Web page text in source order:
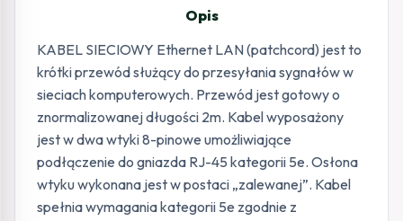
Opis
KABEL SIECIOWY Ethernet LAN (patchcord) jest to
krótki przewód służący do przesyłania sygnałów w
sieciach komputerowych. Przewód jest gotowy o
znormalizowanej długości 2m. Kabel wyposażony
jest w dwa wtyki 8-pinowe umożliwiające
podłączenie do gniazda RJ-45 kategorii 5e. Osłona
wtyku wykonana jest w postaci „zalewanej”. Kabel
spełnia wymagania kategorii 5e zgodnie z